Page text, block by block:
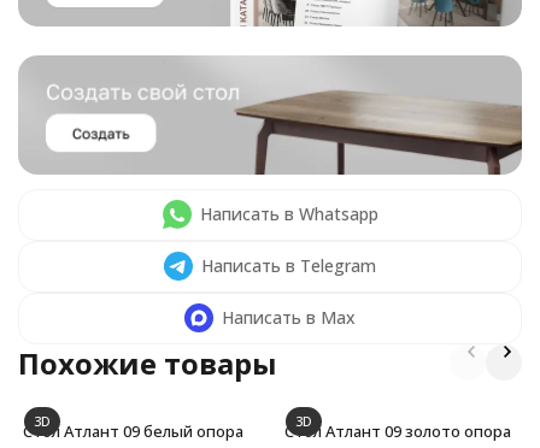
Написать в Whatsapp
Написать в Telegram
Написать в Max
Похожие товары
3D
Стол Атлант 09 белый опора 3D
Стол Атлант 09 золото опора